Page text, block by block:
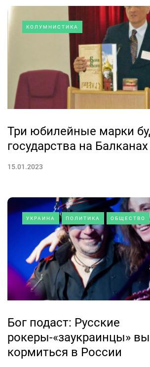
КОЛУМНИСТИКА
Три юбилейные марки
государства на Балканах
15.01.2023
УКРАИНА ПОЛИТИКА ОБЩЕСТВО
Бог подаст: Русские
рокеры-«заукраинцы»
кормиться в России